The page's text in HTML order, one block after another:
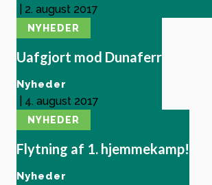
2. august 2017
NYHEDER
Uafgjort mod Dunaferr
Nyheder
4. august 2017
NYHEDER
Flytning af 1. hjemmekamp!
Nyheder